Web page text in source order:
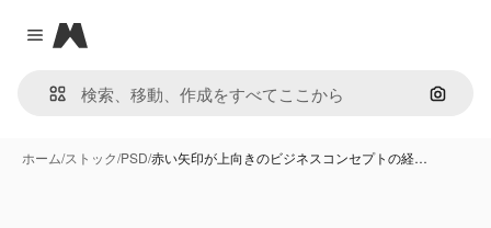
Close menu
Magnific
画像で
ホーム/ストック/PSD/赤い矢印が上向きのビジネスコンセプトの経…